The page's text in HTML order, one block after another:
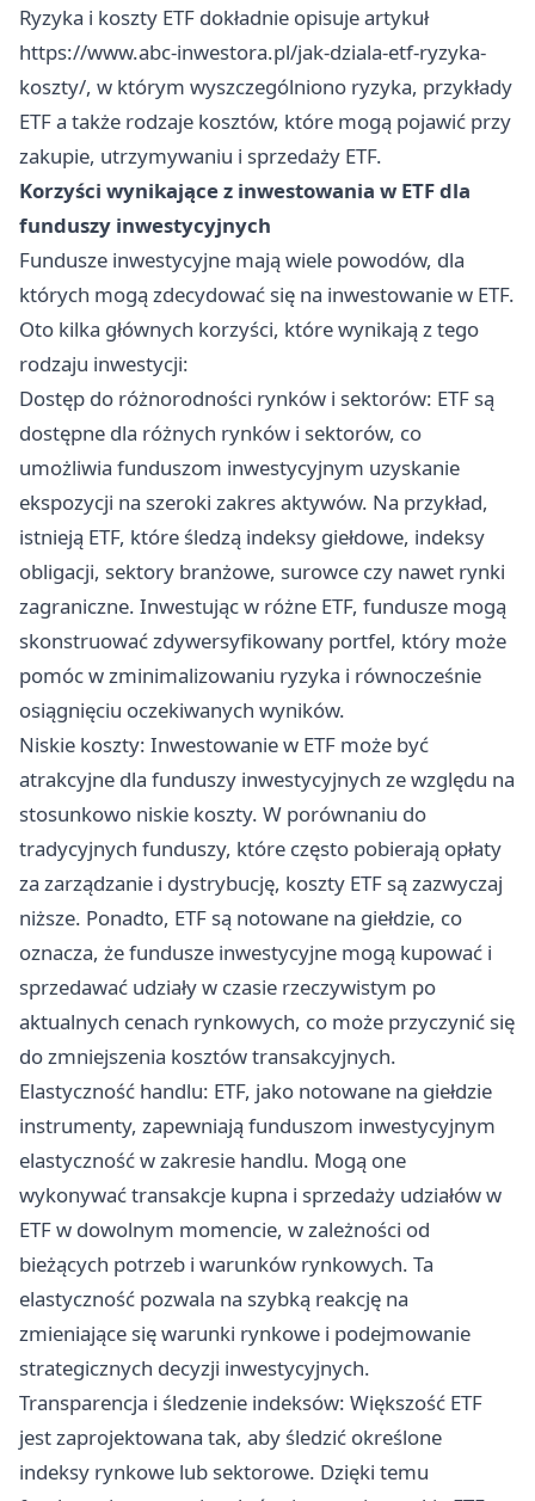
Ryzyka i koszty ETF dokładnie opisuje artykuł
https://www.abc-inwestora.pl/jak-dziala-etf-ryzyka-
koszty/, w którym wyszczególniono ryzyka, przykłady
ETF a także rodzaje kosztów, które mogą pojawić przy
zakupie, utrzymywaniu i sprzedaży ETF.
Korzyści wynikające z inwestowania w ETF dla
funduszy inwestycyjnych
Fundusze inwestycyjne mają wiele powodów, dla
których mogą zdecydować się na inwestowanie w ETF.
Oto kilka głównych korzyści, które wynikają z tego
rodzaju inwestycji:
Dostęp do różnorodności rynków i sektorów: ETF są
dostępne dla różnych rynków i sektorów, co
umożliwia funduszom inwestycyjnym uzyskanie
ekspozycji na szeroki zakres aktywów. Na przykład,
istnieją ETF, które śledzą indeksy giełdowe, indeksy
obligacji, sektory branżowe, surowce czy nawet rynki
zagraniczne. Inwestując w różne ETF, fundusze mogą
skonstruować zdywersyfikowany portfel, który może
pomóc w zminimalizowaniu ryzyka i równocześnie
osiągnięciu oczekiwanych wyników.
Niskie koszty: Inwestowanie w ETF może być
atrakcyjne dla funduszy inwestycyjnych ze względu na
stosunkowo niskie koszty. W porównaniu do
tradycyjnych funduszy, które często pobierają opłaty
za zarządzanie i dystrybucję, koszty ETF są zazwyczaj
niższe. Ponadto, ETF są notowane na giełdzie, co
oznacza, że fundusze inwestycyjne mogą kupować i
sprzedawać udziały w czasie rzeczywistym po
aktualnych cenach rynkowych, co może przyczynić się
do zmniejszenia kosztów transakcyjnych.
Elastyczność handlu: ETF, jako notowane na giełdzie
instrumenty, zapewniają funduszom inwestycyjnym
elastyczność w zakresie handlu. Mogą one
wykonywać transakcje kupna i sprzedaży udziałów w
ETF w dowolnym momencie, w zależności od
bieżących potrzeb i warunków rynkowych. Ta
elastyczność pozwala na szybką reakcję na
zmieniające się warunki rynkowe i podejmowanie
strategicznych decyzji inwestycyjnych.
Transparencja i śledzenie indeksów: Większość ETF
jest zaprojektowana tak, aby śledzić określone
indeksy rynkowe lub sektorowe. Dzięki temu